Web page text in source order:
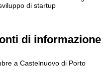
di startup
di informazione
a Castelnuovo di Porto